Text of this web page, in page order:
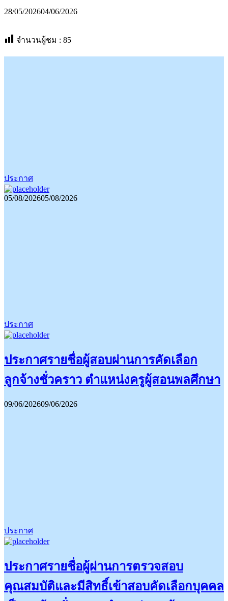
28/05/202604/06/2026
จำนวนผู้ชม : 85
ประกาศ
05/08/202605/08/2026
ประกาศ
ประกาศรายชื่อผู้สอบผ่านการคัดเลือก
ลูกจ้างชั่วคราว ตำแหน่งครูผู้สอนพลศึกษา
09/06/202609/06/2026
ประกาศ
ประกาศรายชื่อผู้ผ่านการตรวจสอบ
คุณสมบัติและมีสิทธิ์เข้าสอบคัดเลือกบุคคล